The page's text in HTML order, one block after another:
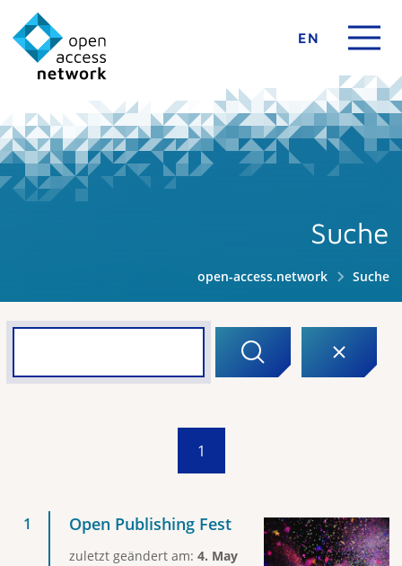
EN
Suche
open-access.network Suche
1
Open Publishing Fest
zuletzt geändert am: 4. May